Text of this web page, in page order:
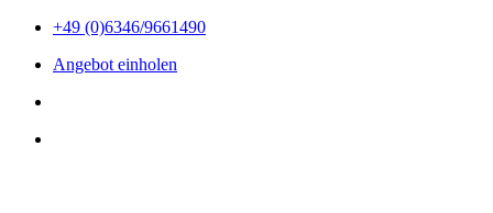
Zum
wechseln
+49 (0)6346/9661490
Angebot einholen